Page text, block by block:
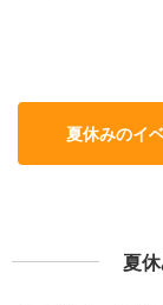
夏休みのイ
夏